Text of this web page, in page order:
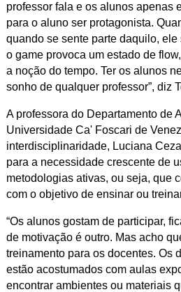
professor fala e os alunos apenas
para o aluno ser protagonista.
quando se sente parte daquilo,
o game provoca um estado de flow
a noção do tempo. Ter os alunos
sonho de qualquer professor”, diz
A professora do Departamento de
Universidade Ca' Foscari de
interdisciplinaridade, Luciana
para a necessidade crescente de
metodologias ativas, ou seja, que
com o objetivo de ensinar ou
“Os alunos gostam de participar,
de motivação é outro. Mas acho
treinamento para os docentes. Os
estão acostumados com aulas
encontrar ambientes ou materiais